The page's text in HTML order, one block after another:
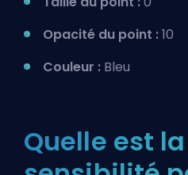
Opacité du point :10
Couleur : Bleu
Quelle est